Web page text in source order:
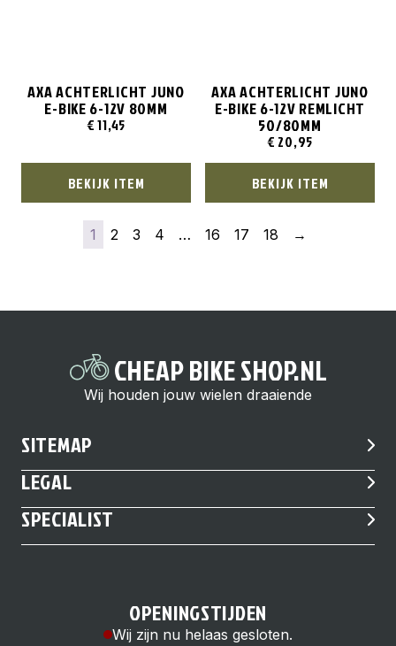
AXA ACHTERLICHT JUNO
E-BIKE 6-12V 80MM
€11,45
BEKIJK ITEM
AXA ACHTERLICHT JUNO
E-BIKE 6-12V REMLICHT
50/80MM
€ 20,95
BEKIJK ITEM
1 2 3 4 … 16 17 18 →
CHEAP BIKE SHOP.NL
Wij houden jouw wielen draaiende
SITEMAP
LEGAL
SPECIALIST
OPENINGSTIJDEN
Wij zijn nu helaas gesloten.